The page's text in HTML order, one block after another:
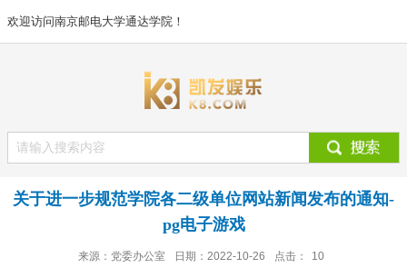
欢迎访问南京邮电大学通达学院！
关于进一步规范学院各二级单位网站新闻发布的通知-
pg电子游戏
来源：党委办公室 日期：2022-10-26 点击： 10